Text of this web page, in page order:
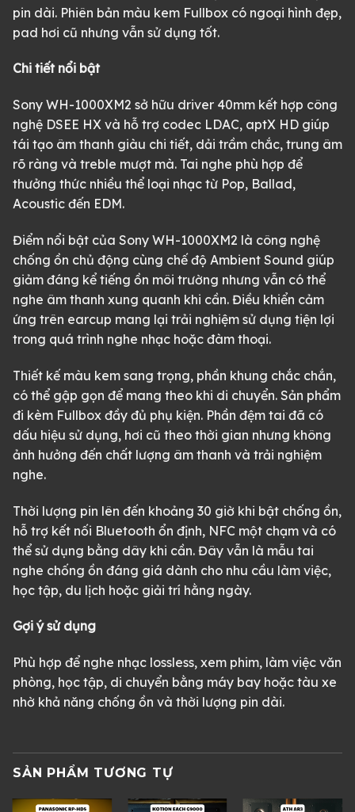
pin dài. Phiên bản màu kem Fullbox có ngoại hình đẹp,
pad hơi cũ nhưng vẫn sử dụng tốt.
Chi tiết nổi bật
Sony WH-1000XM2 sở hữu driver 40mm kết hợp công
nghệ DSEE HX và hỗ trợ codec LDAC, aptX HD giúp
tái tạo âm thanh giàu chi tiết, dải trầm chắc, trung âm
rõ ràng và treble mượt mà. Tai nghe phù hợp để
thưởng thức nhiều thể loại nhạc từ Pop, Ballad,
Acoustic đến EDM.
Điểm nổi bật của Sony WH-1000XM2 là công nghệ
chống ồn chủ động cùng chế độ Ambient Sound giúp
giảm đáng kể tiếng ồn môi trường nhưng vẫn có thể
nghe âm thanh xung quanh khi cần. Điều khiển cảm
ứng trên earcup mang lại trải nghiệm sử dụng tiện lợi
trong quá trình nghe nhạc hoặc đàm thoại.
Thiết kế màu kem sang trọng, phần khung chắc chắn,
có thể gập gọn để mang theo khi di chuyển. Sản phẩm
đi kèm Fullbox đầy đủ phụ kiện. Phần đệm tai đã có
dấu hiệu sử dụng, hơi cũ theo thời gian nhưng không
ảnh hưởng đến chất lượng âm thanh và trải nghiệm
nghe.
Thời lượng pin lên đến khoảng 30 giờ khi bật chống ồn,
hỗ trợ kết nối Bluetooth ổn định, NFC một chạm và có
thể sử dụng bằng dây khi cần. Đây vẫn là mẫu tai
nghe chống ồn đáng giá dành cho nhu cầu làm việc,
học tập, du lịch hoặc giải trí hằng ngày.
Gợi ý sử dụng
Phù hợp để nghe nhạc lossless, xem phim, làm việc văn
phòng, học tập, di chuyển bằng máy bay hoặc tàu xe
nhờ khả năng chống ồn và thời lượng pin dài.
SẢN PHẨM TƯƠNG TỰ